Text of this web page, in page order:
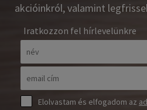
akcióinkról, valamint
Iratkozzon fel hírlevelünkre
Elolvastam és elfogadom az